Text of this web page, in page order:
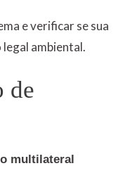
e verificar se sua
ambiental.
de
multilateral